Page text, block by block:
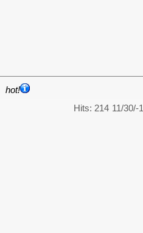
hot!
11/30/-1
Hits: 214